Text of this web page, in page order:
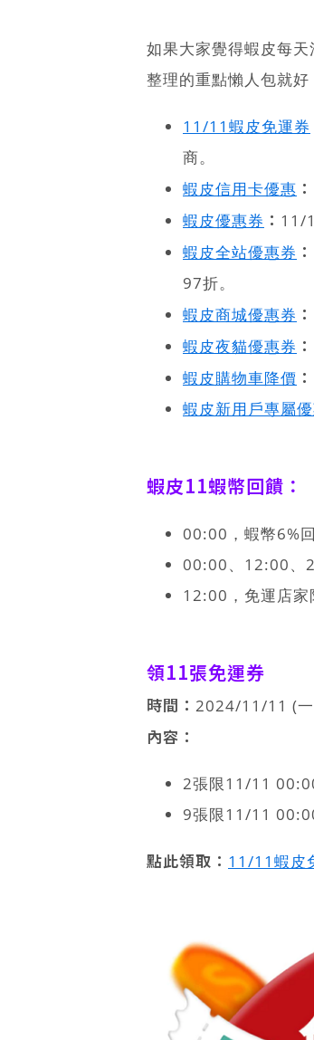
如果大家覺得蝦皮每
整理的重點懶人包就
11/11蝦皮免運券
商。
蝦皮信用卡優惠 ：
蝦皮優惠券 ： 11/
蝦皮全站優惠券 ：
97折。
蝦皮商城優惠券 ：
蝦皮夜貓優惠券 ：
蝦皮購物車降價 ：
蝦皮新用戶專屬
蝦皮11蝦幣回饋：
00:00，蝦幣6%回
00:00、12:00、
12:00，免運店家
領11張免運券
時間： 2024/11/11 (
內容：
2張限11/11
9張限11/11
點此領取： 11/11蝦皮